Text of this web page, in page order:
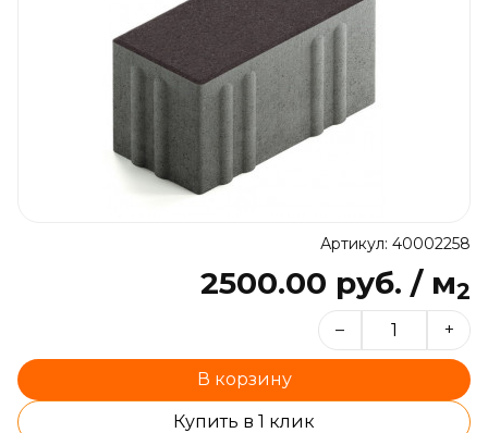
Артикул: 40002258
2500.00 руб. / м2
– +
В корзину
Купить в 1 клик